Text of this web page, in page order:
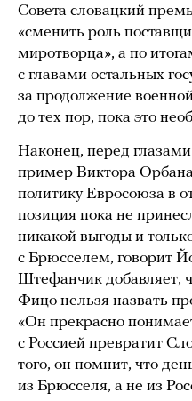
Совета словацкий
«сменить роль
миротворца», а по
с главами остальных
за продолжение
до тех пор, пока это
Наконец, перед
пример Виктора
политику Евросоюза в
позиция пока не
никакой выгоды и
с Брюсселем, говорит
Штефанчик добавляет,
Фицо нельзя назвать
«Он прекрасно
с Россией превратит
того, он помнит, что
из Брюсселя, а не из